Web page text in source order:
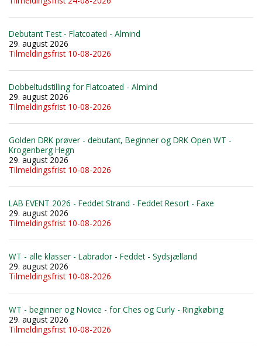
Debutant Test - Flatcoated - Almind
29. august 2026
Tilmeldingsfrist 10-08-2026
Dobbeltudstilling for Flatcoated - Almind
29. august 2026
Tilmeldingsfrist 10-08-2026
Golden DRK prøver - debutant, Beginner og DRK Open WT -
Krogenberg Hegn
29. august 2026
Tilmeldingsfrist 10-08-2026
LAB EVENT 2026 - Feddet Strand - Feddet Resort - Faxe
29. august 2026
Tilmeldingsfrist 10-08-2026
WT - alle klasser - Labrador - Feddet - Sydsjælland
29. august 2026
Tilmeldingsfrist 10-08-2026
WT - beginner og Novice - for Ches og Curly - Ringkøbing
29. august 2026
Tilmeldingsfrist 10-08-2026